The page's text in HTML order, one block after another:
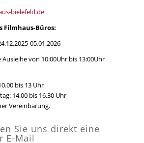
bielefeld.de
Filmhaus-Büros:
05.01.2026
Ausleihe von 10:00Uhr bis 13:00Uhr
bis 13 Uhr
14.00 bis 16.30 Uhr
Vereinbarung.
Sie uns direkt eine
E-Mail